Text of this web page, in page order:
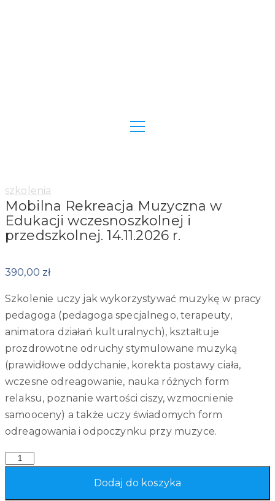
Category:
szkolenia
Mobilna Rekreacja Muzyczna w
Edukacji wczesnoszkolnej i
przedszkolnej. 14.11.2026 r.
390,00 zł
Szkolenie uczy jak wykorzystywać muzykę w pracy
pedagoga (pedagoga specjalnego, terapeuty,
animatora działań kulturalnych), kształtuje
prozdrowotne odruchy stymulowane muzyką
(prawidłowe oddychanie, korekta postawy ciała,
wczesne odreagowanie, nauka różnych form
relaksu, poznanie wartości ciszy, wzmocnienie
samooceny) a także uczy świadomych form
odreagowania i odpoczynku przy muzyce.
Quantity
Dodaj do koszyka